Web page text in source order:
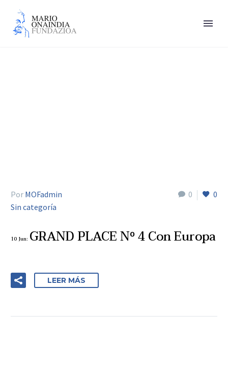
0 0
Por MOFadmin
Sin categoría
10 Jun: GRAND PLACE Nº 4 Con Europa
LEER MÁS